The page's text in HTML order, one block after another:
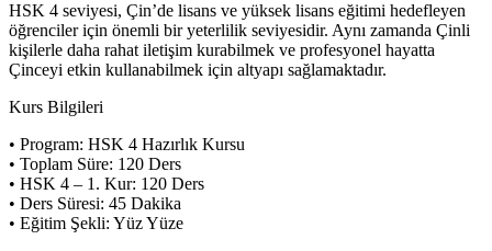
HSK 4 seviyesi, Çin’de lisans ve yüksek lisans eğitimi hedefleyen
öğrenciler için önemli bir yeterlilik seviyesidir. Aynı zamanda Çinli
kişilerle daha rahat iletişim kurabilmek ve profesyonel hayatta
Çinceyi etkin kullanabilmek için altyapı sağlamaktadır.
Kurs Bilgileri
• Program: HSK 4 Hazırlık Kursu
• Toplam Süre: 120 Ders
• HSK 4 – 1. Kur: 120 Ders
• Ders Süresi: 45 Dakika
• Eğitim Şekli: Yüz Yüze